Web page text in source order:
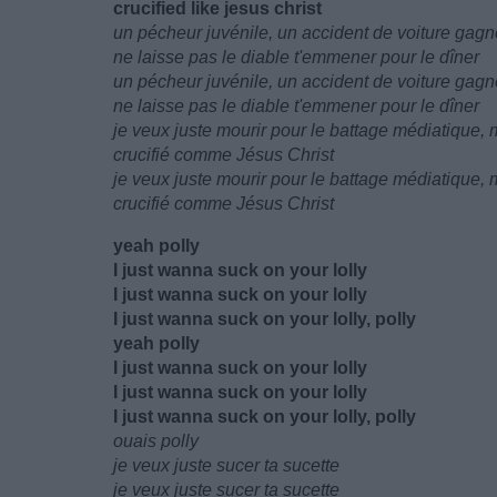
crucified like jesus christ
un pécheur juvénile, un accident de voiture
ne laisse pas le diable t'emmener pour le dîner
un pécheur juvénile, un accident de voiture
ne laisse pas le diable t'emmener pour le dîner
je veux juste mourir pour le battage médiatique,
crucifié comme Jésus Christ
je veux juste mourir pour le battage médiatique,
crucifié comme Jésus Christ
yeah polly
I just wanna suck on your lolly
I just wanna suck on your lolly
I just wanna suck on your lolly, polly
yeah polly
I just wanna suck on your lolly
I just wanna suck on your lolly
I just wanna suck on your lolly, polly
ouais polly
je veux juste sucer ta sucette
je veux juste sucer ta sucette